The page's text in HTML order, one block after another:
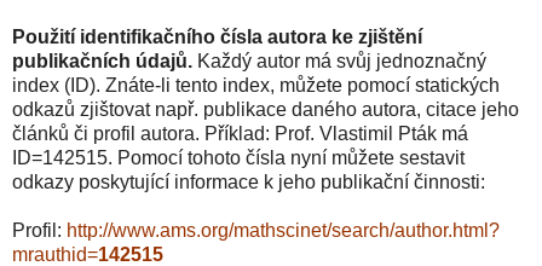
Použití identifikačního čísla autora ke zjištění
publikačních údajů. Každý autor má svůj jednoznačný
index (ID). Znáte-li tento index, můžete pomocí statických
odkazů zjištovat např. publikace daného autora, citace jeho
článků či profil autora. Příklad: Prof. Vlastimil Pták má
ID=142515. Pomocí tohoto čísla nyní můžete sestavit
odkazy poskytující informace k jeho publikační činnosti:
Profil: http://www.ams.org/mathscinet/search/author.html?
mrauthid=142515